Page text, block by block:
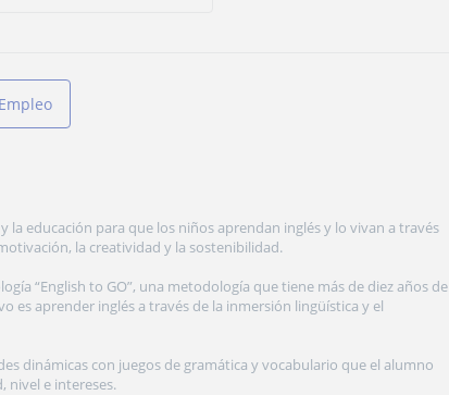
Empleo
la educación para que los niños aprendan inglés y lo vivan a través
la creatividad y la sostenibilidad.
“English to GO”, una metodología que tiene más de diez años de
es aprender inglés a través de la inmersión lingüística y el
dinámicas con juegos de gramática y vocabulario que el alumno
nivel e intereses.